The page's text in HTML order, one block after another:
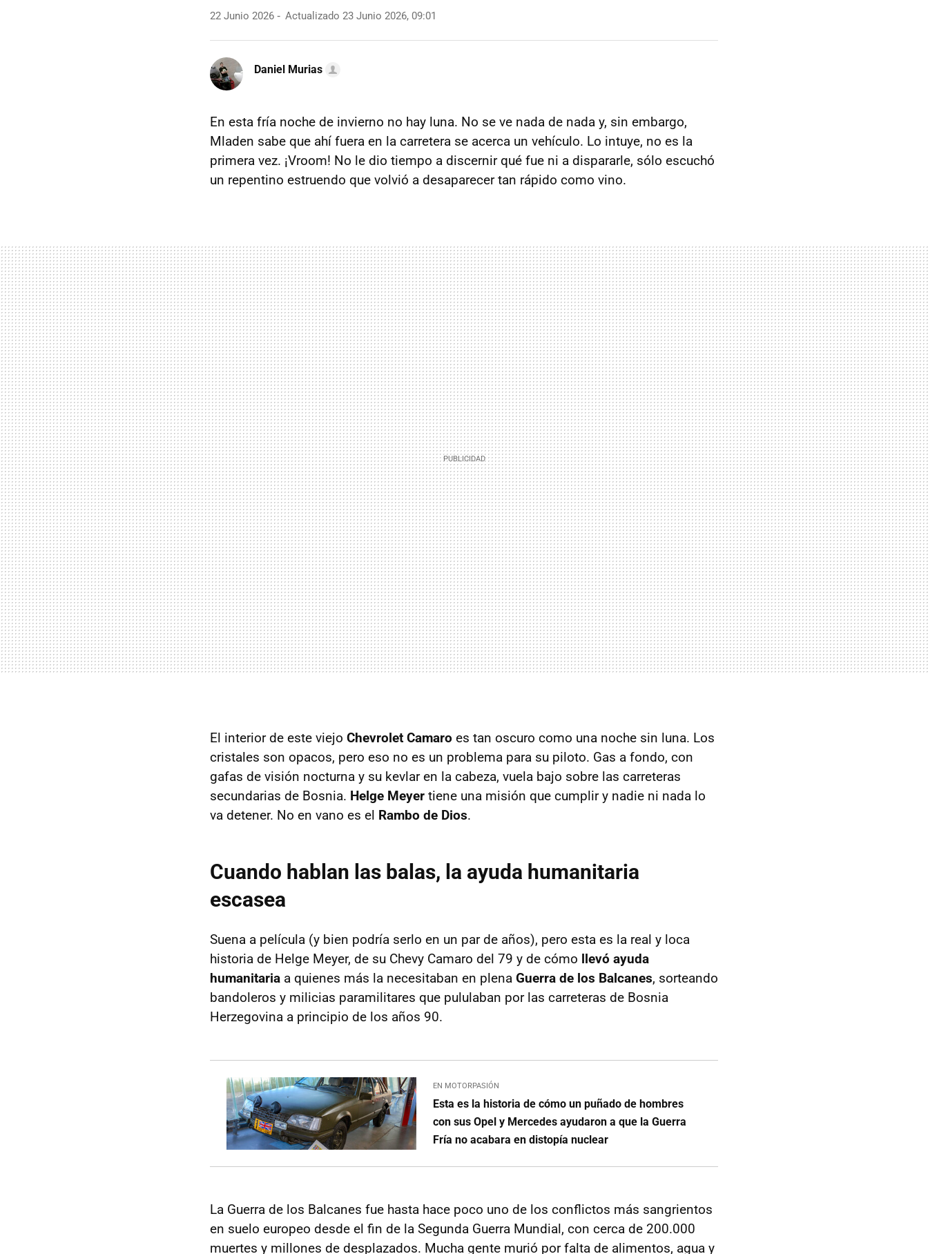
22 Junio 2026 Actualizado 23 Junio 2026, 09:01
Daniel Murias
En esta fría noche de invierno no hay luna. No se ve nada de nada y, sin embargo,
Mladen sabe que ahí fuera en la carretera se acerca un vehículo. Lo intuye, no es la
primera vez. ¡Vroom! No le dio tiempo a discernir qué fue ni a dispararle, sólo escuchó
un repentino estruendo que volvió a desaparecer tan rápido como vino.
El interior de este viejo Chevrolet Camaro es tan oscuro como una noche sin luna. Los
cristales son opacos, pero eso no es un problema para su piloto. Gas a fondo, con
gafas de visión nocturna y su kevlar en la cabeza, vuela bajo sobre las carreteras
secundarias de Bosnia. Helge Meyer tiene una misión que cumplir y nadie ni nada lo
va detener. No en vano es el Rambo de Dios.
Cuando hablan las balas, la ayuda humanitaria
escasea
Suena a película (y bien podría serlo en un par de años), pero esta es la real y loca
historia de Helge Meyer, de su Chevy Camaro del 79 y de cómo llevó ayuda
humanitaria a quienes más la necesitaban en plena Guerra de los Balcanes, sorteando
bandoleros y milicias paramilitares que pululaban por las carreteras de Bosnia
Herzegovina a principio de los años 90.
EN MOTORPASIÓN
Esta es la historia de cómo un puñado de hombres
con sus Opel y Mercedes ayudaron a que la Guerra
Fría no acabara en distopía nuclear
La Guerra de los Balcanes fue hasta hace poco uno de los conflictos más sangrientos
en suelo europeo desde el fin de la Segunda Guerra Mundial, con cerca de 200.000
muertes y millones de desplazados. Mucha gente murió por falta de alimentos, agua y